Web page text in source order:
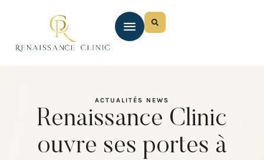
ACTUALITÉS NEWS
Renaissance Clinic
ouvre ses portes à